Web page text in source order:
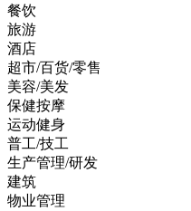
餐饮
旅游
酒店
超市/百货/零售
美容/美发
保健按摩
运动健身
普工/技工
生产管理/研发
建筑
物业管理